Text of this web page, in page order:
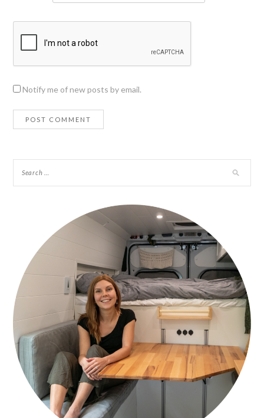
Notify me of new posts by email.